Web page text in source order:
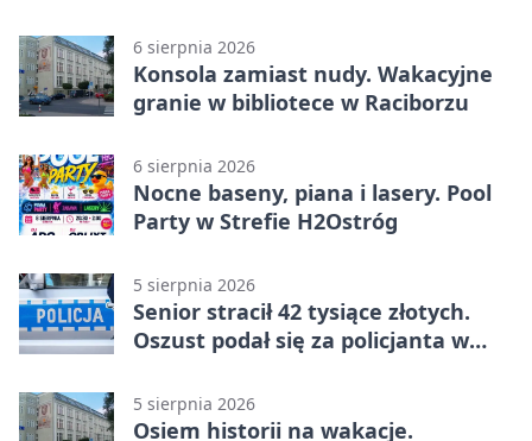
6 sierpnia 2026
Konsola zamiast nudy. Wakacyjne
granie w bibliotece w Raciborzu
6 sierpnia 2026
Nocne baseny, piana i lasery. Pool
Party w Strefie H2Ostróg
5 sierpnia 2026
Senior stracił 42 tysiące złotych.
Oszust podał się za policjanta w
5 sierpnia 2026
Osiem historii na wakacje.